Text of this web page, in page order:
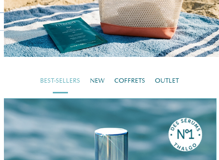
BEST-SELLERS NEW COFFRETS OUTLET